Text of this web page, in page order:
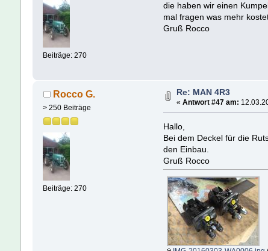
Beiträge: 270
die haben wir einen
mal fragen was mehr
Gruß Rocco
Rocco G.
> 250 Beiträge
Beiträge: 270
Re: MAN 4R3
« Antwort #47 am:
Hallo,
Bei dem Deckel für die
den Einbau.
Gruß Rocco